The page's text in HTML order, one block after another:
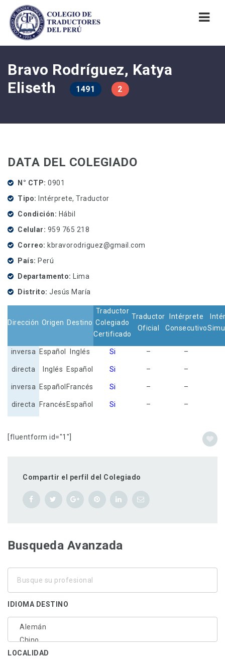
Bravo Rodríguez, Katya
Eliseth
1491 2
DATA DEL COLEGIADO
N° CTP 0901
Tipo Intérprete, Traductor
Condición
Hábil
Celular
959 765 218
Correo kbravorodriguez@gmail.com
País Perú
Departamento Lima
Distrito Jesús María
Dirección Origen Destino
Traductor
Colegiado
Certificado
Traductor
Oficial
Intérprete
Consecutivo
inversa Español Inglés Si – –
directa Inglés Español Si – –
inversa Español Francés Si – –
directa Francés Español Si – –
[fluentform id="1"]
Compartir el perfil del Colegiado
Busqueda Avanzada
IDIOMA DESTINO
LOCALIDAD